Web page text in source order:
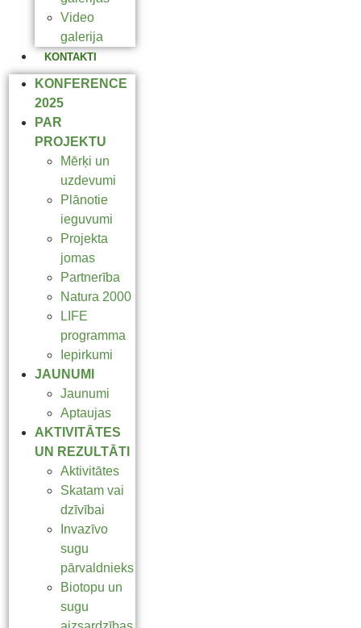
Video
galerija
KONTAKTI
KONFERENCE
2025
PAR
PROJEKTU
Mērķi un
uzdevumi
Plānotie
ieguvumi
Projekta
jomas
Partnerība
Natura 2000
LIFE
programma
Iepirkumi
JAUNUMI
Jaunumi
Aptaujas
AKTIVITĀTES
UN REZULTĀTI
Aktivitātes
Skatam vai
dzīvībai
Invazīvo
sugu
pārvaldnieks
Biotopu un
sugu